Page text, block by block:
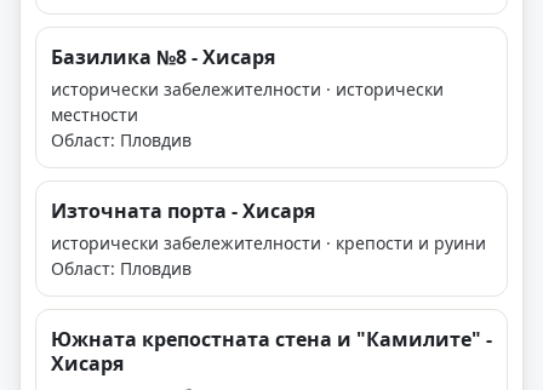
Базилика №8 - Хисаря
исторически забележителности · исторически
местности
Област: Пловдив
Източната порта - Хисаря
исторически забележителности · крепости и руини
Област: Пловдив
Южната крепостната стена и "Камилите" -
Хисаря